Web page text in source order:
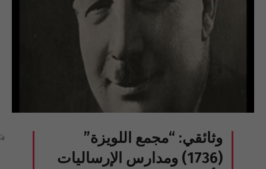
وثائقي: “مجمع اللويزة”
(1736) ومدارس الإرساليات